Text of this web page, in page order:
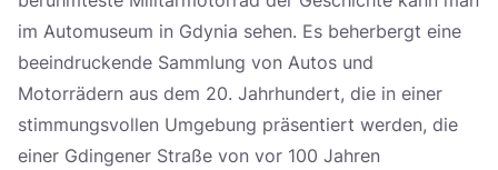
im Automuseum in Gdynia sehen. Es beherbergt eine
beeindruckende Sammlung von Autos und
Motorrädern aus dem 20. Jahrhundert, die in einer
stimmungsvollen Umgebung präsentiert werden, die
einer Gdingener Straße von vor 100 Jahren